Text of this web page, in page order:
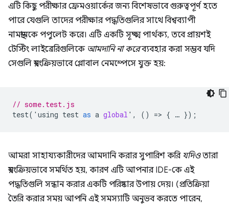
এটি কিছু পরীক্ষার ফ্রেমওয়ার্কের জন্য বিশেষভাবে গুরুত্বপূর্ণ হতে
পারে যেগুলি তাদের পরীক্ষার পদ্ধতিগুলির সাথে বিশ্বব্যাপী
নামস্থানকে পপুলেট করে। এটি একটি সূক্ষ্ম পার্থক্য, তবে প্রায়শই
টেস্টিং লাইব্রেরিগুলিকে আমদানি না করেব্যবহার করা সম্ভব যদি
সেগুলি স্বয়ংক্রিয়ভাবে গ্লোবাল নেমস্পেসে যুক্ত হয়:
// some.test.js
test( ' using test as a global ' , () => { … });
আমরা সাহায্যকারীদের আমদানি করার সুপারিশ করি যদিওতারা
স্বয়ংক্রিয়ভাবে সমর্থিত হয়, কারণ এটি আপনার IDE-কে এই
পদ্ধতিগুলি সন্ধান করার একটি পরিষ্কার উপায় দেয়। (প্রতিক্রিয়া
তৈরি করার সময় আপনি এই সমস্যাটি অনুভব করতে পারেন,